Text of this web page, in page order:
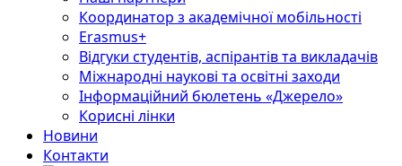
Координатор з академічної мобільності
Erasmus+
Відгуки студентів, аспірантів та викладачів
Міжнародні наукові та освітні заходи
Інформаційний бюлетень «Джерело»
Корисні лінки
Новини
Контакти